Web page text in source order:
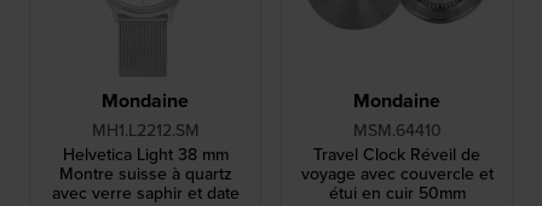
Mondaine
MH1.L2212.SM
Helvetica Light 38 mm
Montre suisse à quartz
avec verre saphir et date
Mondaine
MSM.64410
Travel Clock Réveil de
voyage avec couvercle et
étui en cuir 50mm